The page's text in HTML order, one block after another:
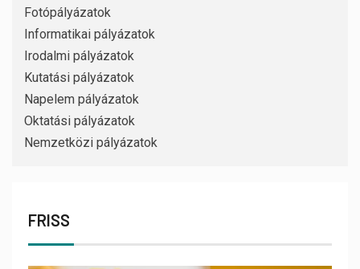
Fotópályázatok
Informatikai pályázatok
Irodalmi pályázatok
Kutatási pályázatok
Napelem pályázatok
Oktatási pályázatok
Nemzetközi pályázatok
FRISS